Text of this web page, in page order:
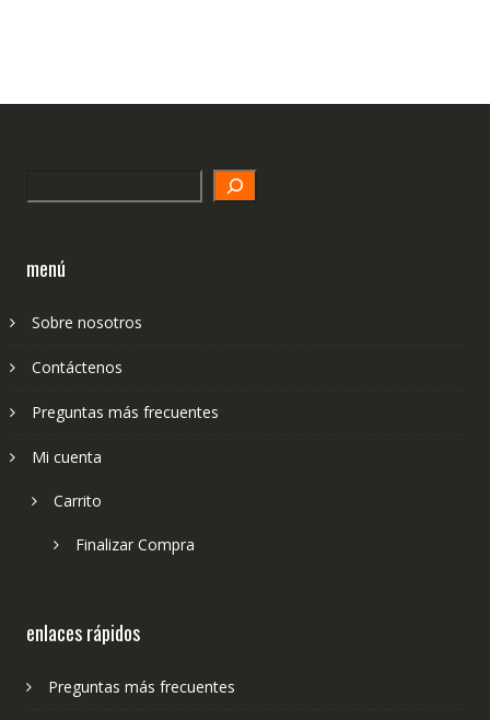
menú
Sobre nosotros
Contáctenos
Preguntas más frecuentes
Mi cuenta
Carrito
Finalizar Compra
enlaces rápidos
Preguntas más frecuentes